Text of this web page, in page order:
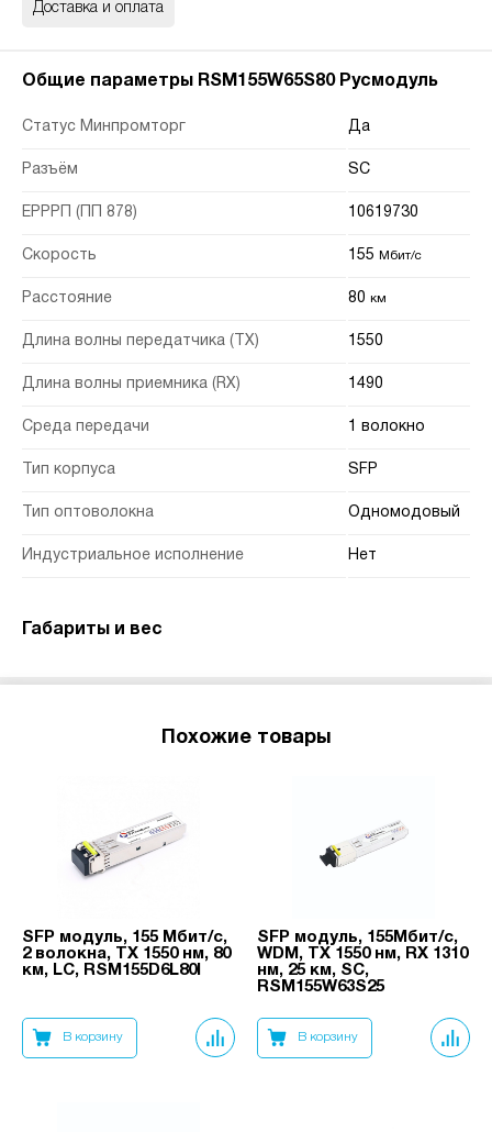
Доставка и оплата
Общие параметры RSM155W65S80 Русмодуль
Статус Минпромторг Да
Разъём SC
ЕРРРП (ПП 878) 10619730
Скорость 155 Мбит/с
Расстояние 80 км
Длина волны передатчика (TX) 1550
Длина волны приемника (RX) 1490
Среда передачи 1 волокно
Тип корпуса SFP
Тип оптоволокна Одномодовый
Индустриальное исполнение Нет
Габариты и вес
Похожие товары
SFP модуль, 155 Мбит/с,
2 волокна, TX 1550 нм, 80
км, LC, RSM155D6L80I
В корзину
SFP модуль, 155Мбит/с,
WDM, TX 1550 нм, RX 1310
нм, 25 км, SC,
RSM155W63S25
В корзину